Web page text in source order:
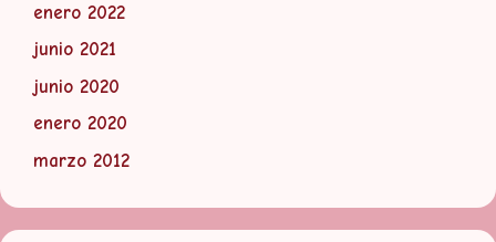
enero 2022
junio 2021
junio 2020
enero 2020
marzo 2012